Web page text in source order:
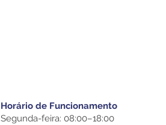
Horário de Funcionamento
Segunda-feira: 08:00–18:00